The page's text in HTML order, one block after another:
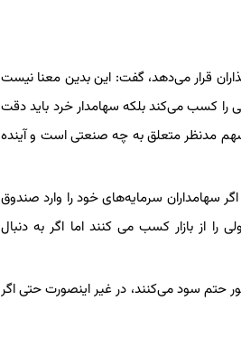
قرار می‌دهد، گفت: این بدین معنا نیست
را کسب می‌کند بلکه سهامدار خرد باید دقت
مدنظر متعلق به چه صنعتی است و آینده
سهامداران سرمایه‌های خود را وارد صندوق
از بازار کسب می کنند اما اگر به دنبال
حتم سود می‌کنند، در غیر اینصورت حتی اگر